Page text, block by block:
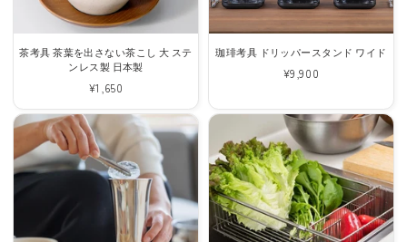
茶考具 茶葉を出さない茶こし 大 ステ
ンレス製 日本製
通
価
格
¥1,650
珈琲考具 ドリッパースタンド ワイド
通
価
格
¥9,900